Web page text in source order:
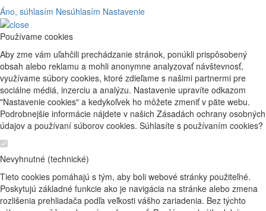
Áno, súhlasím Nesúhlasím Nastavenie
Používame cookies
Aby zme vám uľahčili prechádzanie stránok, ponúkli prispôsobený
obsah alebo reklamu a mohli anonymne analyzovať návštevnosť,
využívame súbory cookies, ktoré zdieľame s našimi partnermi pre
sociálne médiá, inzerciu a analýzu. Nastavenie upravíte odkazom
"Nastavenie cookies" a kedykoľvek ho môžete zmeniť v päte webu.
Podrobnejšie informácie nájdete v našich Zásadách ochrany osobných
údajov a používaní súborov cookies. Súhlasíte s používaním cookies?
Nevyhnutné (technické)
Tieto cookies pomáhajú s tým, aby boli webové stránky použiteľné.
Poskytujú základné funkcie ako je navigácia na stránke alebo zmena
rozlišenia prehliadača podľa veľkosti vášho zariadenia. Bez týchto